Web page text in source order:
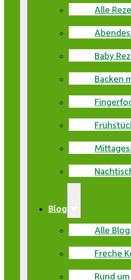
Alle
Baby
Backen
Blog
Alle
Freche
Rund